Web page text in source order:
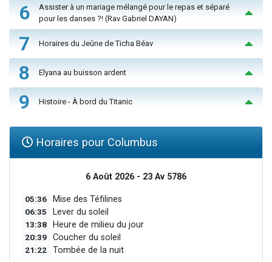
6
Assister à un mariage mélangé pour le repas et séparé
pour les danses ?! (Rav Gabriel DAYAN)
7 Horaires du Jeûne de Ticha Béav
8 Elyana au buisson ardent
9 Histoire - À bord du Titanic
Horaires pour Columbus
6 Août 2026 - 23 Av 5786
05:36 Mise des Téfilines
06:35 Lever du soleil
13:38 Heure de milieu du jour
20:39 Coucher du soleil
21:22 Tombée de la nuit